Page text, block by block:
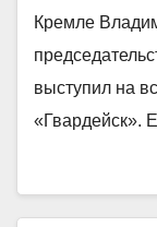
Кремле
выступил на
«Гвардейск».